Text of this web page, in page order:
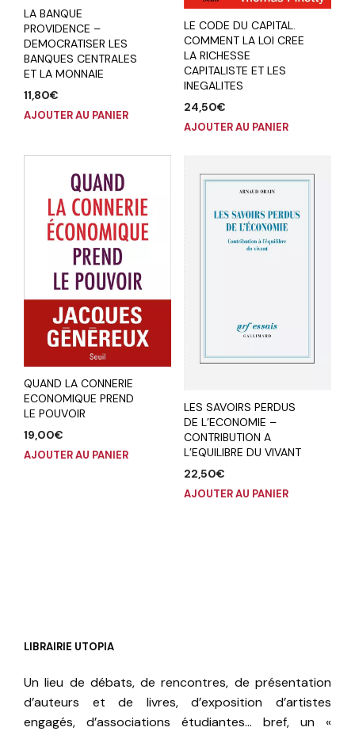
LA BANQUE
PROVIDENCE –
DEMOCRATISER LES
BANQUES CENTRALES
ET LA MONNAIE
11,80€
AJOUTER AU PANIER
LE CODE DU CAPITAL.
COMMENT LA LOI CREE
LA RICHESSE
CAPITALISTE ET LES
INEGALITES
24,50€
AJOUTER AU PANIER
QUAND LA CONNERIE
ECONOMIQUE PREND
LE POUVOIR
19,00€
AJOUTER AU PANIER
LES SAVOIRS PERDUS
DE L’ECONOMIE –
CONTRIBUTION A
L’EQUILIBRE DU VIVANT
22,50€
AJOUTER AU PANIER
LIBRAIRIE UTOPIA
Un lieu de débats, de rencontres, de présentation
d’auteurs et de livres, d’exposition d’artistes
engagés, d’associations étudiantes… bref, un «